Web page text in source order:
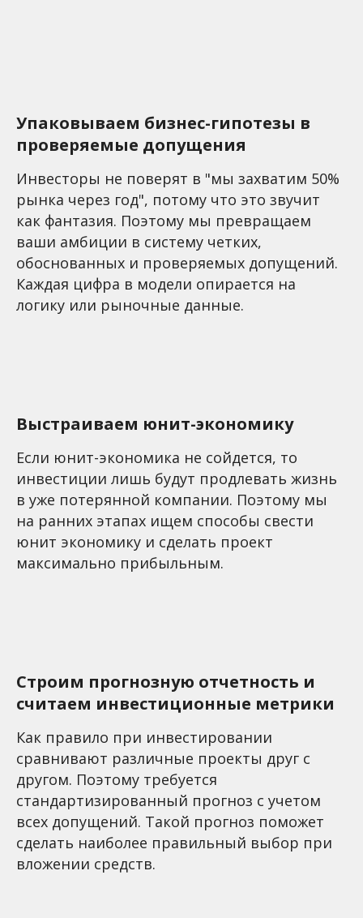
Упаковываем бизнес-гипотезы в
проверяемые допущения
Инвесторы не поверят в "мы захватим 50%
рынка через год", потому что это звучит
как фантазия. Поэтому мы превращаем
ваши амбиции в систему четких,
обоснованных и проверяемых допущений.
Каждая цифра в модели опирается на
логику или рыночные данные.
Выстраиваем юнит-экономику
Если юнит-экономика не сойдется, то
инвестиции лишь будут продлевать жизнь
в уже потерянной компании. Поэтому мы
на ранних этапах ищем способы свести
юнит экономику и сделать проект
максимально прибыльным.
Строим прогнозную отчетность и
считаем инвестиционные метрики
Как правило при инвестировании
сравнивают различные проекты друг с
другом. Поэтому требуется
стандартизированный прогноз с учетом
всех допущений. Такой прогноз поможет
сделать наиболее правильный выбор при
вложении средств.